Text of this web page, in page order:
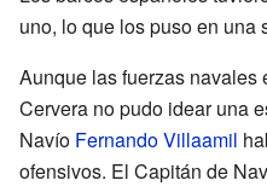
uno, lo que los puso en una
Aunque las fuerzas navales
Cervera no pudo idear una
Navío Fernando Villaamil
ofensivos. El Capitán de